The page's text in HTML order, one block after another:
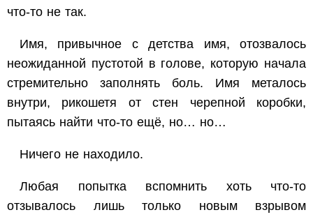
что-то не так.
Имя, привычное с детства имя, отозвалось
неожиданной пустотой в голове, которую начала
стремительно заполнять боль. Имя металось
внутри, рикошетя от стен черепной коробки,
пытаясь найти что-то ещё, но… но…
Ничего не находило.
Любая попытка вспомнить хоть что-то
отзывалось лишь только новым взрывом